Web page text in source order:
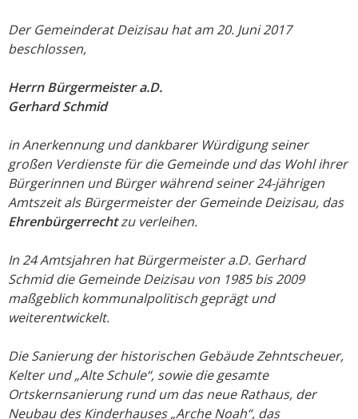
Der Gemeinderat Deizisau hat am 20. Juni 2017
beschlossen,
Herrn Bürgermeister a.D.
Gerhard Schmid
in Anerkennung und dankbarer Würdigung seiner
großen Verdienste für die Gemeinde und das Wohl ihrer
Bürgerinnen und Bürger während seiner 24-jährigen
Amtszeit als Bürgermeister der Gemeinde Deizisau, das
Ehrenbürgerrechtzu verleihen.
In 24 Amtsjahren hat Bürgermeister a.D. Gerhard
Schmid die Gemeinde Deizisau von 1985 bis 2009
maßgeblich kommunalpolitisch geprägt und
weiterentwickelt.
Die Sanierung der historischen Gebäude Zehntscheuer,
Kelter und „Alte Schule“, sowie die gesamte
Ortskernsanierung rund um das neue Rathaus, der
Neubau des Kinderhauses „Arche Noah“, das